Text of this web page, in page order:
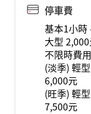
停車費
基本1小時
大型
不限時費用
(淡季) 輕
6,000元
(旺季) 輕
7,500元